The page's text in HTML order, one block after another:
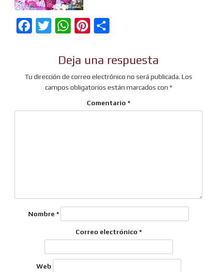
Facebook
Twitter
WhatsApp
Pinterest
Deja una respuesta
Tu dirección de correo electrónico no será publicada. Los
campos obligatorios están marcados con *
Comentario *
Nombre *
Correo electrónico *
Web